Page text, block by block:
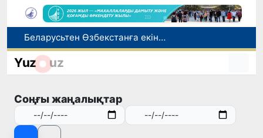
Беларусьтен Өзбекстанға екінші тікелей жүк пойызы жөнелтілді
Адам саудасынан зардап шеккен азаматтар әлеуметтік қызметтермен қамтылады
Жарты жылда Өзбекстанда қанша егіз сәби дүниеге келді?
Yuz uz
Соңғы жаңалықтар